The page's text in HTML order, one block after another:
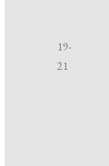
19-
21